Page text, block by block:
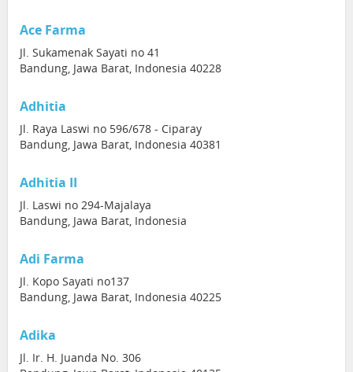
Ace Farma
Jl. Sukamenak Sayati no 41
Bandung, Jawa Barat, Indonesia 40228
Adhitia
Jl. Raya Laswi no 596/678 - Ciparay
Bandung, Jawa Barat, Indonesia 40381
Adhitia II
Jl. Laswi no 294-Majalaya
Bandung, Jawa Barat, Indonesia
Adi Farma
Jl. Kopo Sayati no137
Bandung, Jawa Barat, Indonesia 40225
Adika
Jl. Ir. H. Juanda No. 306